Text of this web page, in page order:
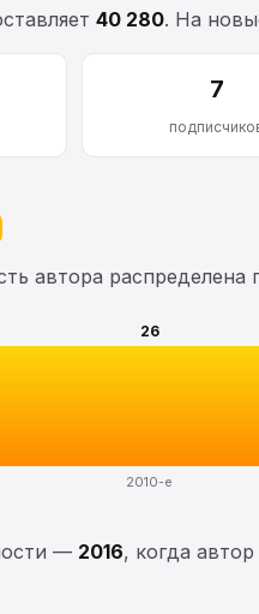
40 280. На
7
автора
26
2010-е
— 2016, когда